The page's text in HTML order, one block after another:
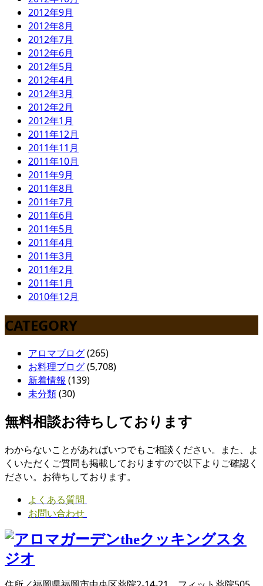
2012年9月
2012年8月
2012年7月
2012年6月
2012年5月
2012年4月
2012年3月
2012年2月
2012年1月
2011年12月
2011年11月
2011年10月
2011年9月
2011年8月
2011年7月
2011年6月
2011年5月
2011年4月
2011年3月
2011年2月
2011年1月
2010年12月
CATEGORY
アロマブログ(265)
お料理ブログ(5,708)
新着情報 (139)
未分類(30)
無料相談お待ちしております
わからないことがあればいつでもご相談ください。また、よ
くいただくご質問も掲載しておりますので以下よりご確認く
ださい。お待ちしております。
よくある質問
お問い合わせ